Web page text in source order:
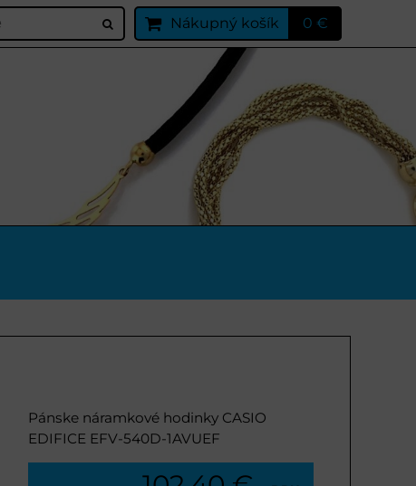
Nákupný košík 0 €
Pánske náramkové hodinky CASIO
EDIFICE EFV-540D-1AVUEF